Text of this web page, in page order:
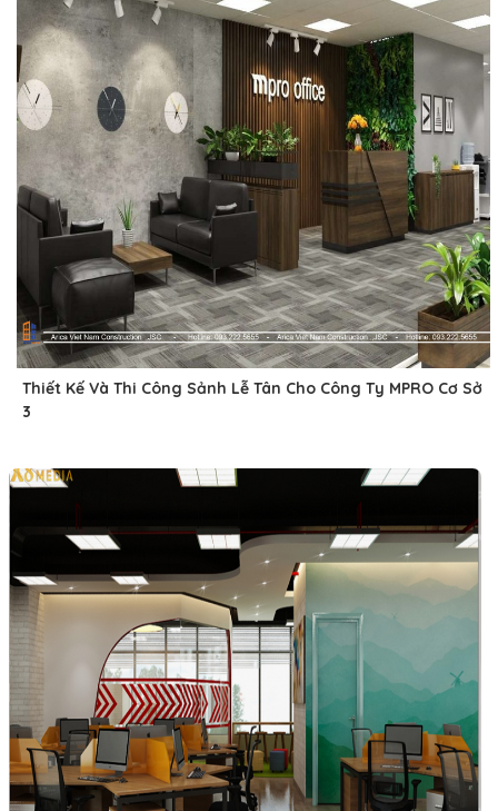
Thiết Kế Và Thi Công Sảnh Lễ Tân Cho Công Ty MPRO Cơ Sở
3